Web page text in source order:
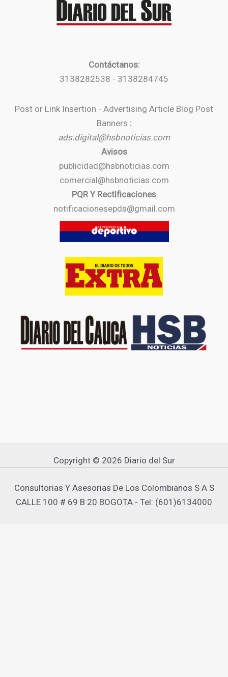
Contáctanos:
3138282538 - 3138284745
Post or Link Insertion - Advertising Article Blog Post
Banners :
ads.digital@hsbnoticias.com
Avisos
publicidad@hsbnoticias.com
comercial@hsbnoticias.com
PQR Y Rectificaciones
notificacionesepds@gmail.com
Copyright © 2026 Diario del Sur
Consultorias Y Asesorias De Los Colombianos S A S
CALLE 100 # 69 B 20 BOGOTA - Tel: (601)6134000